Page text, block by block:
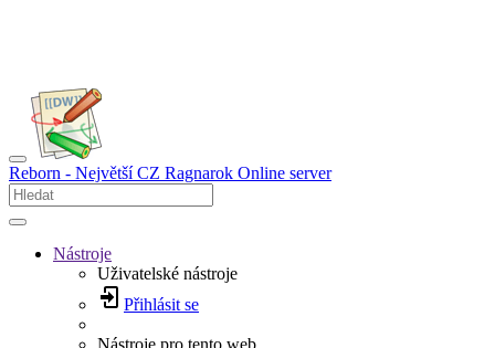
Reborn - Největší CZ Ragnarok Online server
Nástroje
Uživatelské nástroje
Přihlásit se
Nástroje pro tento web